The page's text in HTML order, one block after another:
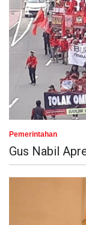
Pemerintahan
Gus Nabil